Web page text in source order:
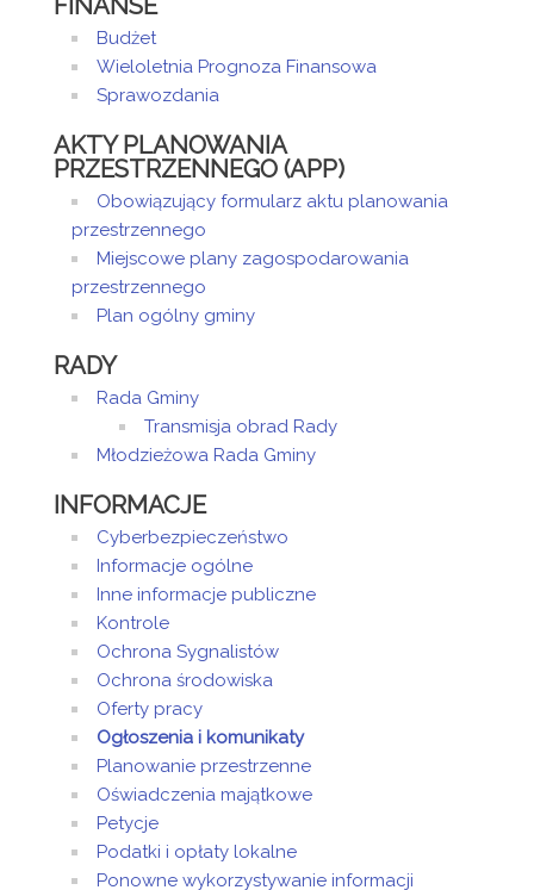
FINANSE
Budżet
Wieloletnia Prognoza Finansowa
Sprawozdania
AKTY PLANOWANIA
PRZESTRZENNEGO (APP)
Obowiązujący formularz aktu planowania
przestrzennego
Miejscowe plany zagospodarowania
przestrzennego
Plan ogólny gminy
RADY
Rada Gminy
Transmisja obrad Rady
Młodzieżowa Rada Gminy
INFORMACJE
Cyberbezpieczeństwo
Informacje ogólne
Inne informacje publiczne
Kontrole
Ochrona Sygnalistów
Ochrona środowiska
Oferty pracy
Ogłoszenia i komunikaty
Planowanie przestrzenne
Oświadczenia majątkowe
Petycje
Podatki i opłaty lokalne
Ponowne wykorzystywanie informacji